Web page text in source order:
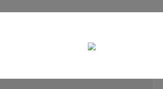
Membaca Kekerasan
Ta’dib